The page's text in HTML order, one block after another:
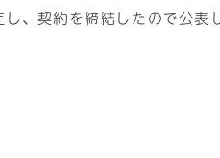
、契約を締結したので公表